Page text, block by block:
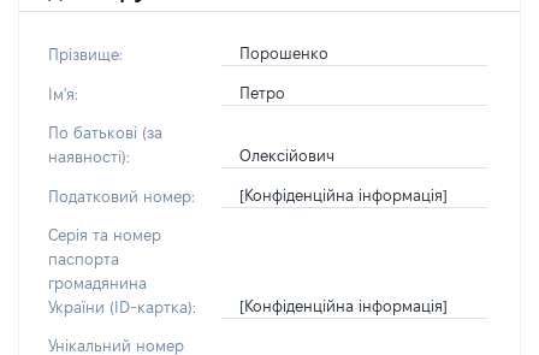
Прізвище: Порошенко
Ім'я: Петро
По батькові (за
наявності):
Олексійович
Податковий номер: [Конфіденційна інформація]
Серія та номер
паспорта
громадянина
України (ID-картка):
[Конфіденційна інформація]
Унікальний номер